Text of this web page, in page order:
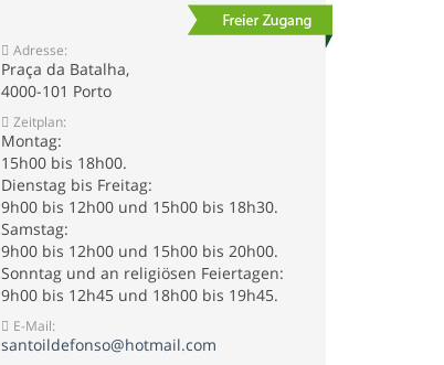
Adresse:
Praça da Batalha,
4000-101 Porto
Zeitplan:
Montag:
15h00 bis 18h00.
Dienstag bis Freitag:
9h00 bis 12h00 und 15h00 bis 18h30.
Samstag:
9h00 bis 12h00 und 15h00 bis 20h00.
Sonntag und an religiösen Feiertagen:
9h00 bis 12h45 und 18h00 bis 19h45.
E-Mail:
santoildefonso@hotmail.com